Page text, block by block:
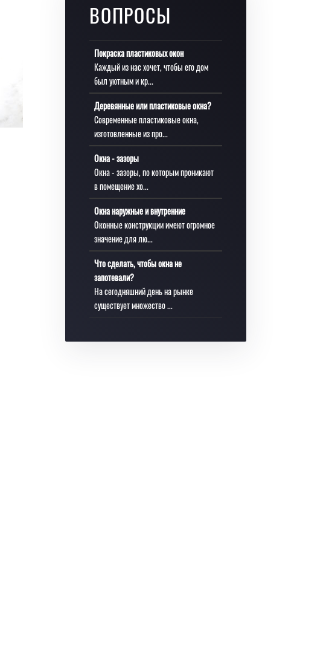
ВОПРОСЫ
Покраска пластиковых окон
Каждый из нас хочет, чтобы его дом
был уютным и кр...
Деревянные или пластиковые окна?
Современные пластиковые окна,
изготовленные из про...
Окна - зазоры
Окна - зазоры, по которым проникают
в помещение хо...
Окна наружные и внутренние
Оконные конструкции имеют огромное
значение для лю...
Что сделать, чтобы окна не
запотевали?
На сегодняшний день на рынке
существует множество ...